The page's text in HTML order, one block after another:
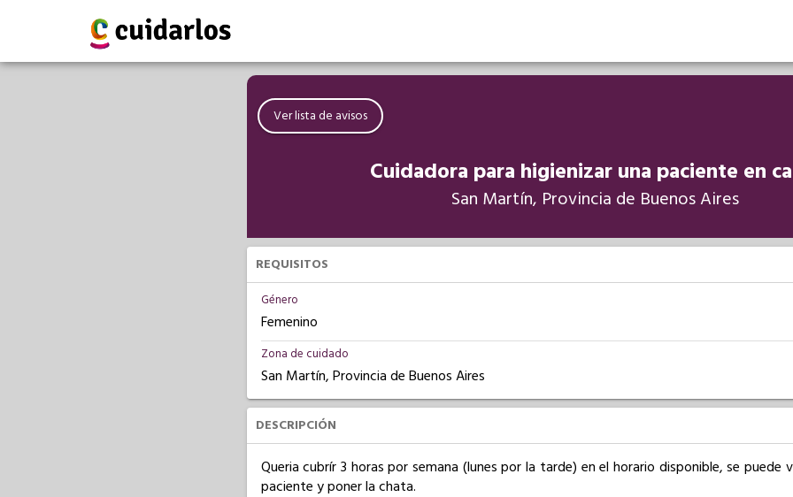
Ver lista de avisos
Cuidadora para higienizar una paciente en
San Martín, Provincia de Buenos Aires
REQUISITOS
Género
Femenino
Zona de cuidado
San Martín, Provincia de Buenos Aires
DESCRIPCIÓN
Queria cubrír 3 horas por semana (lunes por la tarde) en el horario disponible, se puede
paciente y poner la chata.